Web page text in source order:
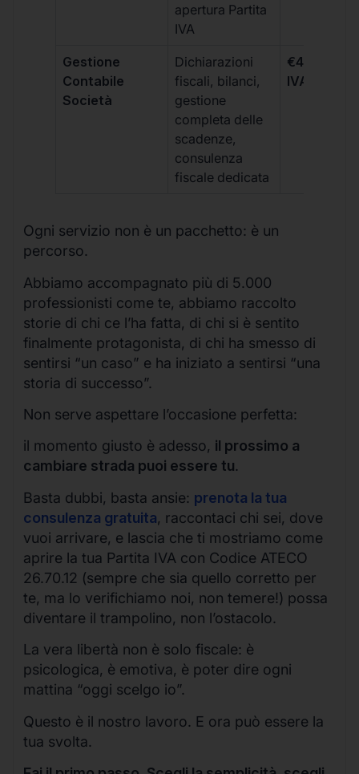
apertura Partita
IVA
Gestione
Contabile
Società
Dichiarazioni
fiscali, bilanci,
gestione
completa delle
scadenze,
consulenza
fiscale dedicata
€499 +
IVA/
Ogni servizio non è un pacchetto: è un
percorso.
Abbiamo accompagnato più di 5.000
professionisti come te, abbiamo raccolto
storie di chi ce l’ha fatta, di chi si è sentito
finalmente protagonista, di chi ha smesso di
sentirsi “un caso” e ha iniziato a sentirsi “una
storia di successo”.
Non serve aspettare l’occasione perfetta:
il momento giusto è adesso, il prossimo a
cambiare strada puoi essere tu.
Basta dubbi, basta ansie: prenota la tua
consulenza gratuita, raccontaci chi sei, dove
vuoi arrivare, e lascia che ti mostriamo come
aprire la tua Partita IVA con Codice ATECO
26.70.12 (sempre che sia quello corretto per
te, ma lo verifichiamo noi, non temere!) possa
diventare il trampolino, non l’ostacolo.
La vera libertà non è solo fiscale: è
psicologica, è emotiva, è poter dire ogni
mattina “oggi scelgo io”.
Questo è il nostro lavoro. E ora può essere la
tua svolta.